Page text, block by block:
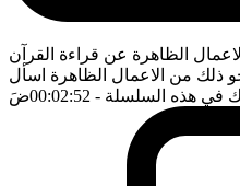
الظاهرة عن قراءة القرآن
ذلك من الاعمال الظاهرة اسأل
في هذه السلسلة - 00:02:52 ضَ